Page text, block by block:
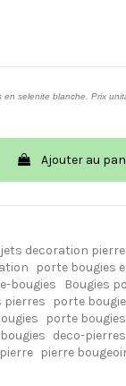
en selenite blanche. Prix
Ajouter au
decoration pierre
porte bougies
bougies Bougies
pierres
porte
porte
deco-pierres
pierre